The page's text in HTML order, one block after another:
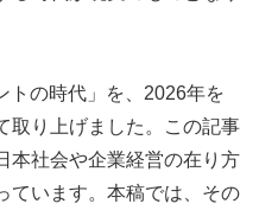
トの時代」を、2026年を
取り上げました。この記事
本社会や企業経営の在り方
ています。本稿では、その